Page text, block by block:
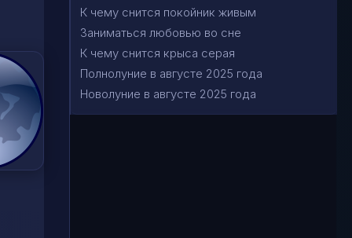
К чему снится покойник живым
Заниматься любовью во сне
К чему снится крыса серая
Полнолуние в августе 2025 года
Новолуние в августе 2025 года